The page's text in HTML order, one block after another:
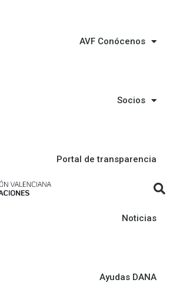
AVF Conócenos
Socios
Portal de transparencia
Noticias
Ayudas DANA